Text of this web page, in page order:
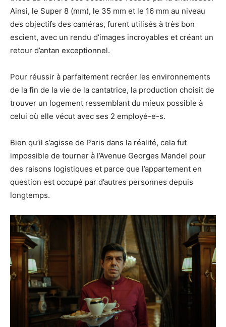
Ainsi, le Super 8 (mm), le 35 mm et le 16 mm au niveau
des objectifs des caméras, furent utilisés à très bon
escient, avec un rendu d’images incroyables et créant un
retour d’antan exceptionnel.
Pour réussir à parfaitement recréer les environnements
de la fin de la vie de la cantatrice, la production choisit de
trouver un logement ressemblant du mieux possible à
celui où elle vécut avec ses 2 employé-e-s.
Bien qu’il s’agisse de Paris dans la réalité, cela fut
impossible de tourner à l’Avenue Georges Mandel pour
des raisons logistiques et parce que l’appartement en
question est occupé par d’autres personnes depuis
longtemps.